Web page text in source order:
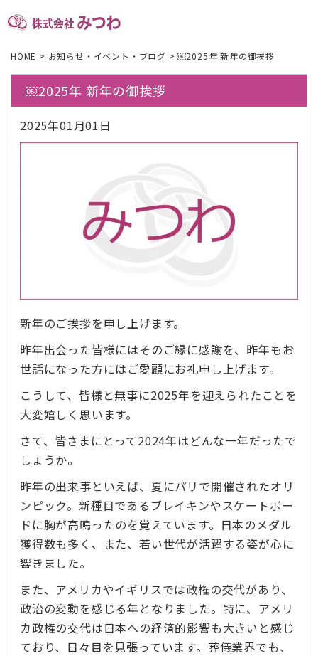
HOME > お知らせ・イベント・ブログ >￼2025年 新年の御挨拶
￼2025年 新年の御挨拶
2025年01月01日
新年のご挨拶を申し上げます。
昨年出会った皆様にはそのご縁に感謝を、昨年もお
世話になった方にはご愛顧にお礼申し上げます。
こうして、皆様と無事に2025年を迎えられたことを
大変嬉しく思います。
さて、皆さまにとって2024年はどんな一年だったで
しょうか。
昨年の出来事といえば、夏にパリで開催されたオリ
ンピック。新種目であるブレイキンやスケートボー
ドに胸が高鳴ったのを覚えています。日本のメダル
獲得数も多く、また、若い世代が活躍する姿が心に
響きました。
また、アメリカやイギリスでは政権の交代があり、
政治の変動を感じる年となりました。特に、アメリ
カ政権の交代は日本への経済的影響も大きいと感じ
ており、日々目を見張っています。葬儀業界でも、